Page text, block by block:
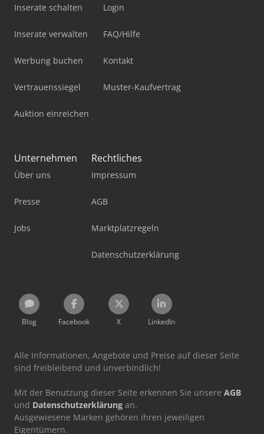
Inserate schalten
Inserate verwalten
Werbung buchen
Vertrauenssiegel
Auktion einreichen
Login
FAQ/Hilfe
Kontakt
Muster-Kaufvertrag
Unternehmen
Über uns
Presse
Jobs
Rechtliches
Impressum
AGB
Marktplatzregeln
Datenschutzerklärung
Blog Facebook X LinkedIn
Alle Informationen, Angebote und Preise auf dieser Seite
sind freibleibend und unverbindlich!
Mit der Benutzung dieser Seite erkennen Sie unsere AGB
und Datenschutzerklärung an.
Ausgewiesene Marken gehören ihren jeweiligen
Eigentümern.